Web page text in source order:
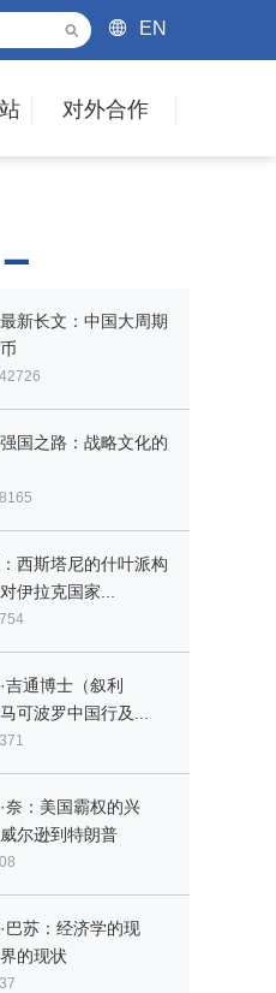
EN
对外合作
新长文：中国大周期
国之路：战略文化的
西斯塔尼的什叶派构
伊拉克国家...
吉通博士（叙利
可波罗中国行及...
奈：美国霸权的兴
尔逊到特朗普
巴苏：经济学的现
的现状